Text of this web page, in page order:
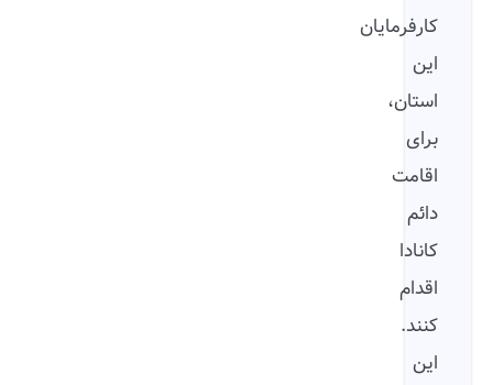
کارفرمایان
این
استان،
برای
اقامت
دائم
کانادا
اقدام
کنند.
این